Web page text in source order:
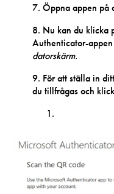
7. Öppna appen på
8. Nu kan du klicka
Authenticator-
datorskärm.
9. För att ställa in
du tillfrågas och